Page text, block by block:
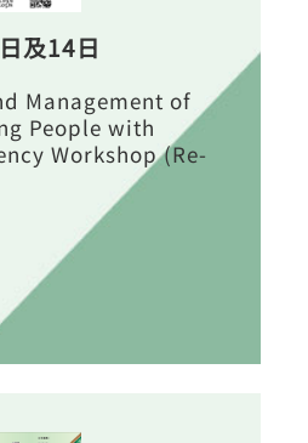
及14日
Management of
People with
Workshop (Re-